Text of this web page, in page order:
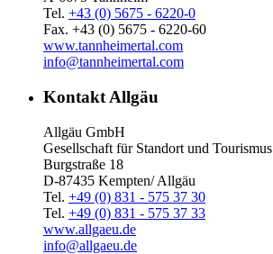
Tel. +43 (0) 5675 - 6220-0
Fax. +43 (0) 5675 - 6220-60
www.tannheimertal.com
info@tannheimertal.com
Kontakt Allgäu
Allgäu GmbH
Gesellschaft für Standort und Tourismus
Burgstraße 18
D-87435 Kempten/ Allgäu
Tel. +49 (0) 831 - 575 37 30
Tel. +49 (0) 831 - 575 37 33
www.allgaeu.de
info@allgaeu.de